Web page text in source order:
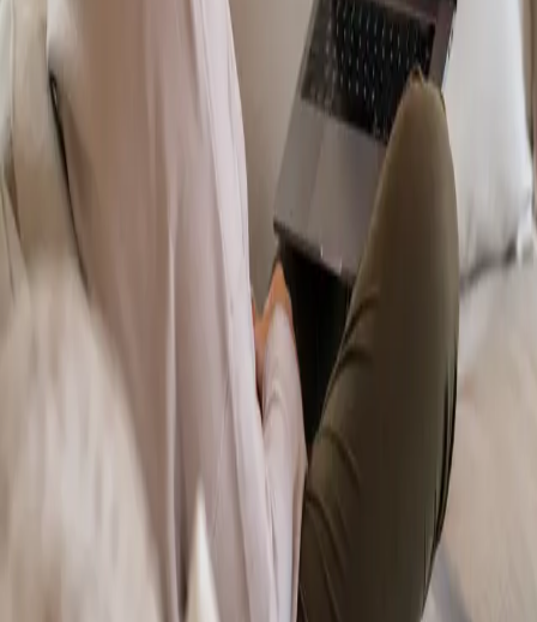
From
Duration
15 min
Más información Dermatología Especialista
Reservar cita
Specialist
Psicología Clínica
Psicología Clínica Reservar cita